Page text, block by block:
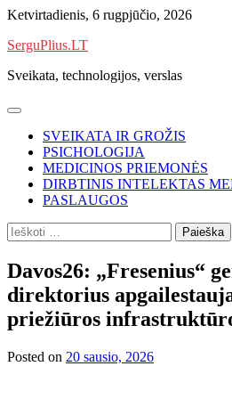
Skip
content
Ketvirtadienis, 6 rugpjūčio, 2026
SerguPlius.LT
Sveikata, technologijos, verslas
SVEIKATA IR GROŽIS
PSICHOLOGIJA
MEDICINOS PRIEMONĖS
DIRBTINIS INTELEKTAS
PASLAUGOS
Ieškoti:
Davos26: „Fresenius“
direktorius
priežiūros
Posted on 20 sausio, 2026